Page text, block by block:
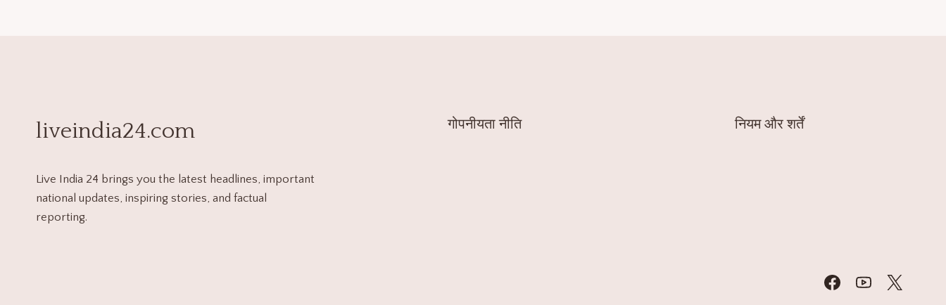
liveindia24.com
Live India 24 brings you the latest headlines, important
national updates, inspiring stories, and factual
reporting.
गोपनीयता नीति नियम और शर्तें